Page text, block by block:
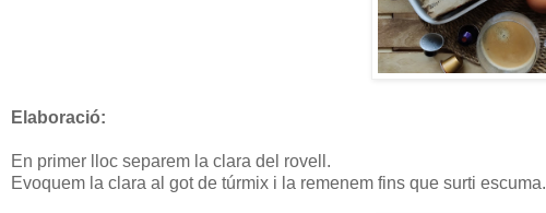
Elaboració:
En primer lloc separem la clara del rovell.
Evoquem la clara al got de túrmix i la remenem fins que surti escuma.